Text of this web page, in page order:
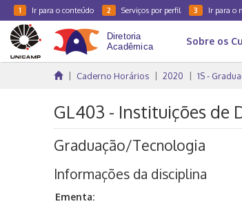
1 Ir para o conteúdo 2 Serviços por perfil 3 Ir para o
Sobre os
Caderno Horários 2020 1S -
GL403 - Instituições de
Graduação/Tecnologia
Informações da disciplina
Ementa: